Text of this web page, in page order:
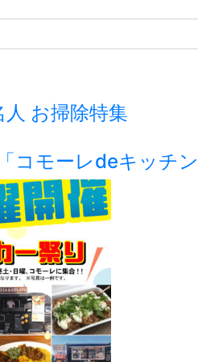
お掃除特集
モーレdeキッチン